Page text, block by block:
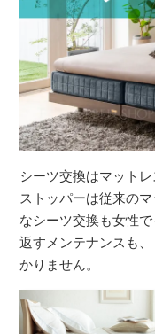
シーツ交換はマット
ストッパーは従来の
なシーツ交換も女性
返すメンテナンスも
かりません。